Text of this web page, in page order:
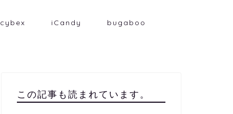
cybex iCandy bugaboo
この記事も読まれています。